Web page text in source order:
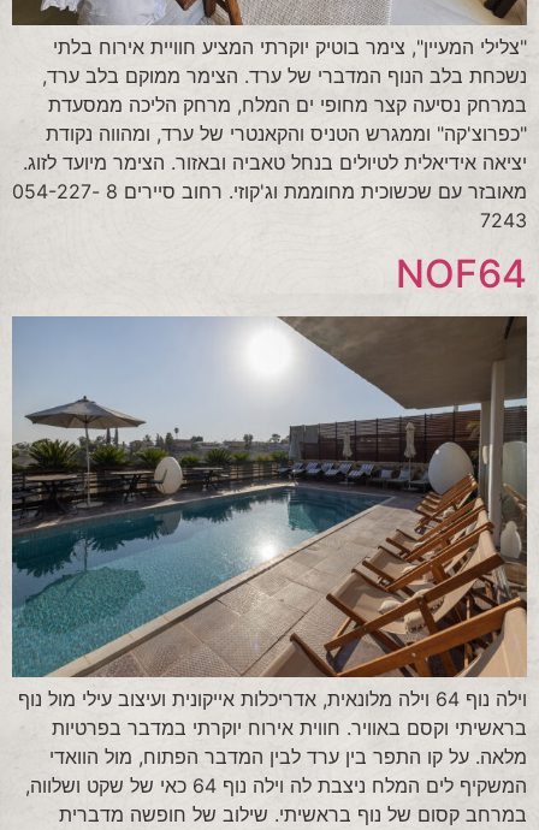
"צלילי המעיין", צימר בוטיק יוקרתי המציע חוויית אירוח בלתי
נשכחת בלב הנוף המדברי של ערד. הצימר ממוקם בלב ערד,
במרחק נסיעה קצר מחופי ים המלח, מרחק הליכה ממסעדת
"כפרוצ'קה" וממגרש הטניס והקאנטרי של ערד, ומהווה נקודת
יציאה אידיאלית לטיולים בנחל טאביה ובאזור. הצימר מיועד לזוג.
מאובזר עם שכשוכית מחוממת וג'קוזי. רחוב סיירים 8 054-227-
7243
NOF64
וילה נוף 64 וילה מלונאית, אדריכלות אייקונית ועיצוב עילי מול נוף
בראשיתי וקסם באוויר. חווית אירוח יוקרתי במדבר בפרטיות
מלאה. על קו התפר בין ערד לבין המדבר הפתוח, מול הוואדי
המשקיף לים המלח ניצבת לה וילה נוף 64 כאי של שקט ושלווה,
במרחב קסום של נוף בראשיתי. שילוב של חופשה מדברית